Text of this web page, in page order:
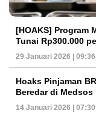
[HOAKS] Program
Tunai Rp300.000
29 Januari 2026 | 09:36
Hoaks Pinjaman
Beredar di Medsos
14 Januari 2026 | 07:30